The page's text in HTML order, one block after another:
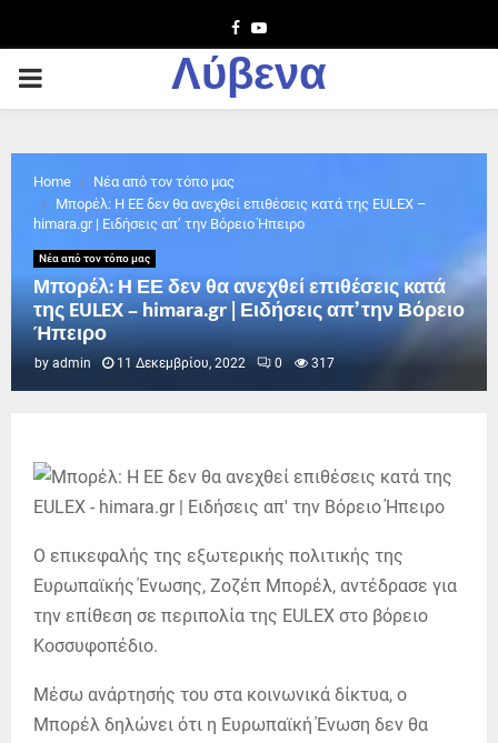
Facebook
Youtube
PRIMARY
Λύβενα
Home
Νέα από τον τόπο μας
Μπορέλ: Η ΕΕ δεν θα ανεχθεί επιθέσεις κατά της EULEX –
himara.gr | Ειδήσεις απ’ την Βόρειο Ήπειρο
Νέα από τον τόπο μας
Μπορέλ: Η ΕΕ δεν θα ανεχθεί επιθέσεις κατά
της EULEX – himara.gr | Ειδήσεις απ’ την Βόρειο
Ήπειρο
by admin 11 Δεκεμβρίου, 2022 0 317
Ο επικεφαλής της εξωτερικής πολιτικής της
Ευρωπαϊκής Ένωσης, Ζοζέπ Μπορέλ, αντέδρασε για
την επίθεση σε περιπολία της EULEX στο βόρειο
Κοσσυφοπέδιο.
Μέσω ανάρτησής του στα κοινωνικά δίκτυα, ο
Μπορέλ δηλώνει ότι η Ευρωπαϊκή Ένωση δεν θα